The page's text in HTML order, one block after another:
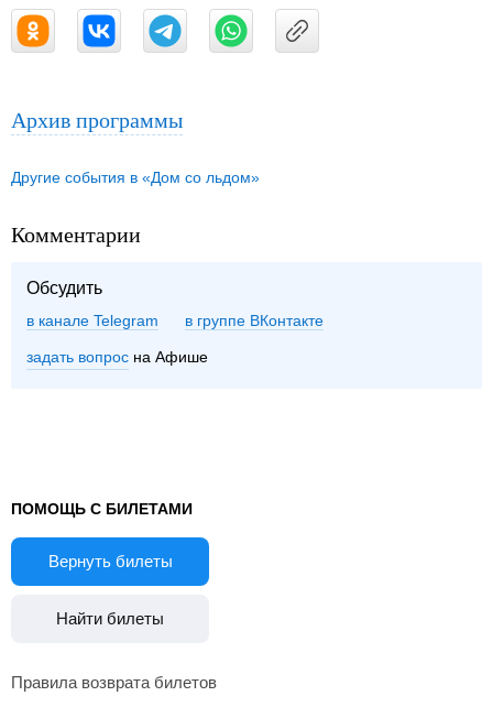
Архив программы
Другие события в «Дом со льдом»
Комментарии
Обсудить
в канале Telegram группе ВКонтакте
задать вопрос на Афише
ПОМОЩЬ С БИЛЕТАМИ
Вернуть билеты
Найти билеты
Правила возврата билетов